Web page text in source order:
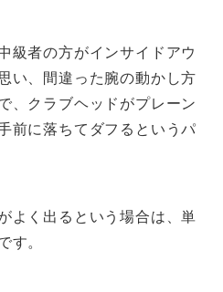
級者の方がインサイドアウ
い、間違った腕の動かし方
、クラブヘッドがプレーン
前に落ちてダフるというパ
よく出るという場合は、単
す。